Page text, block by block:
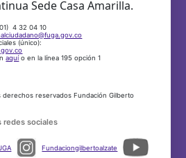
Sede Casa Amarilla.
4 32 04 10
(único):
aquío en la línea 195 opción 1
reservados Fundación Gilberto
redes sociales
Fundaciongilbertoalzate